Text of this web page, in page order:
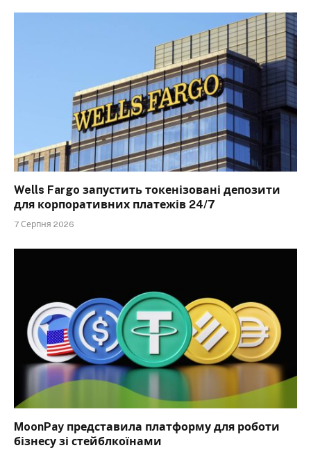
Wells Fargo запустить токенізовані депозити
для корпоративних платежів 24/7
7 Серпня 2026
MoonPay представила платформу для роботи
бізнесу зі стейблкоїнами